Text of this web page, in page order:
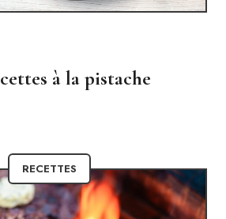
à la pistache
RECETTES